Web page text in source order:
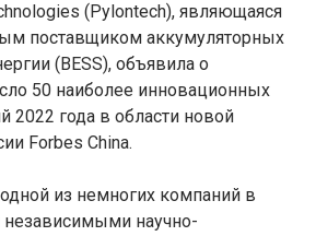
(Pylontech), являющаяся
поставщиком аккумуляторных
(BESS), объявила о
50 наиболее инновационных
2022 года в области новой
Forbes China.
из немногих компаний в
научно-